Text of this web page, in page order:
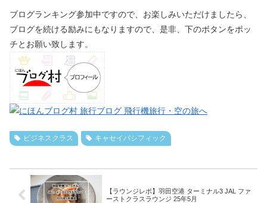
ブログランキング参加中ですので、お楽しみいただけましたら、
ブログを続ける励みにもなりますので、是非、下のボタンをポッ
チとお願い致します。
ビジネスクラス キャセイパシフィック
【ラウンジレポ】羽田空港 ターミナル3 JAL ファ
ーストクラスラウンジ 25年5月